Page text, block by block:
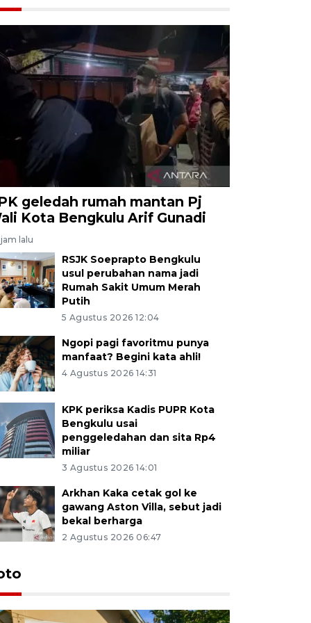
geledah rumah mantan Pj
Kota Bengkulu Arif Gunadi
lalu
RSJK Soeprapto Bengkulu
usul perubahan nama jadi
Rumah Sakit Umum Merah
Putih
5 Agustus 2026 12:04
Ngopi pagi favoritmu punya
manfaat? Begini kata ahli!
4 Agustus 2026 14:31
KPK periksa Kadis PUPR Kota
Bengkulu usai
penggeledahan dan sita Rp4
miliar
3 Agustus 2026 14:01
Arkhan Kaka cetak gol ke
gawang Aston Villa, sebut jadi
bekal berharga
2 Agustus 2026 06:47